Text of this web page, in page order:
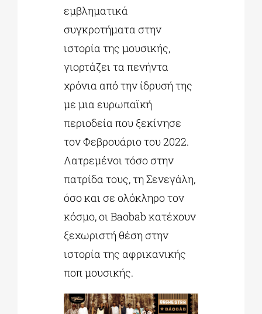
εμβληματικά
συγκροτήματα στην
ιστορία της μουσικής,
γιορτάζει τα πενήντα
χρόνια από την ίδρυσή της
με μια ευρωπαϊκή
περιοδεία που ξεκίνησε
τον Φεβρουάριο του 2022.
Λατρεμένοι τόσο στην
πατρίδα τους, τη Σενεγάλη,
όσο και σε ολόκληρο τον
κόσμο, οιBaobab κατέχουν
ξεχωριστή θέση στην
ιστορία της αφρικανικής
ποπ μουσικής.